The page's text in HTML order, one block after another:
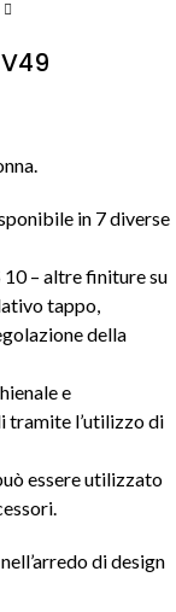
V49
in 7 diverse
– altre finiture su
tappo,
della
e
tramite l’utilizzo di
essere utilizzato
di design